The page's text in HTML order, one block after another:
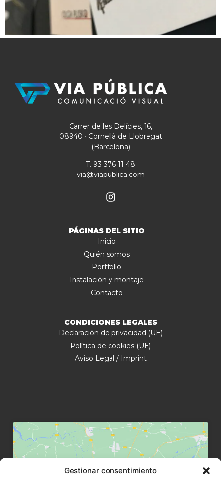
Gestionar consentimiento
Carrer de les Delícies, 16,
08940 · Cornellà de Llobregat
(Barcelona)
T. 93 376 11 48
via@viapublica.com
PÁGINAS DEL SITIO
Inicio
Quién somos
Portfolio
Instalación y montaje
Contacto
CONDICIONES LEGALES
Declaración de privacidad (UE)
Política de cookies (UE)
Aviso Legal / Imprint